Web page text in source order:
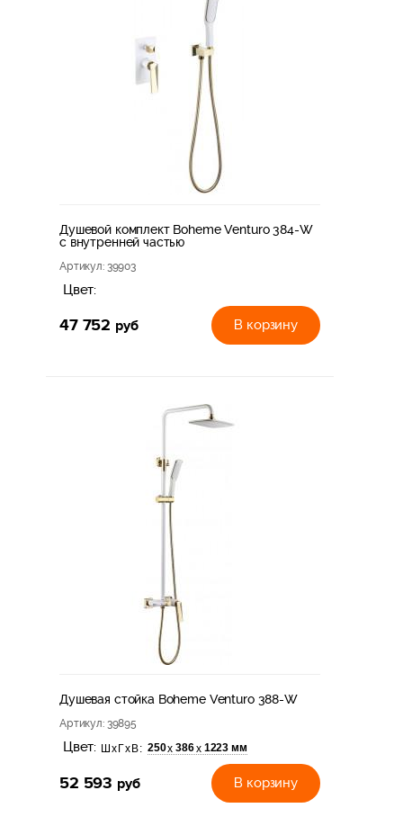
Душевой комплект Boheme Venturo 384-W
с внутренней частью
Артикул: 39903
Цвет:
47 752 руб В корзину
Душевая стойка Boheme Venturo 388-W
Артикул: 39895
Цвет: ШхГхВ: 250х 386х 1223 мм
52 593 руб В корзину